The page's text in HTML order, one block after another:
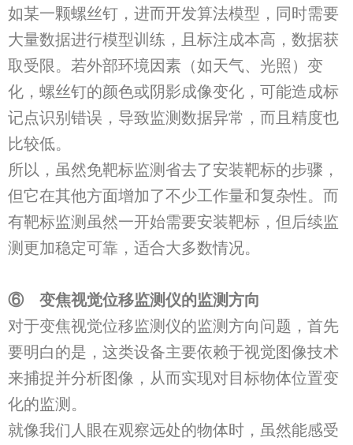
如某一颗螺丝钉，进而开发算法模型，同时需要
大量数据进行模型训练，且标注成本高，数据获
取受限。若外部环境因素（如天气、光照）变
化，螺丝钉的颜色或阴影成像变化，可能造成标
记点识别错误，导致监测数据异常，而且精度也
比较低。
所以，虽然免靶标监测省去了安装靶标的步骤，
但它在其他方面增加了不少工作量和复杂性。而
有靶标监测虽然一开始需要安装靶标，但后续监
测更加稳定可靠，适合大多数情况。
⑥ 变焦视觉位移监测仪的监测方向
对于变焦视觉位移监测仪的监测方向问题，首先
要明白的是，这类设备主要依赖于视觉图像技术
来捕捉并分析图像，从而实现对目标物体位置变
化的监测。
就像我们人眼在观察远处的物体时，虽然能感受